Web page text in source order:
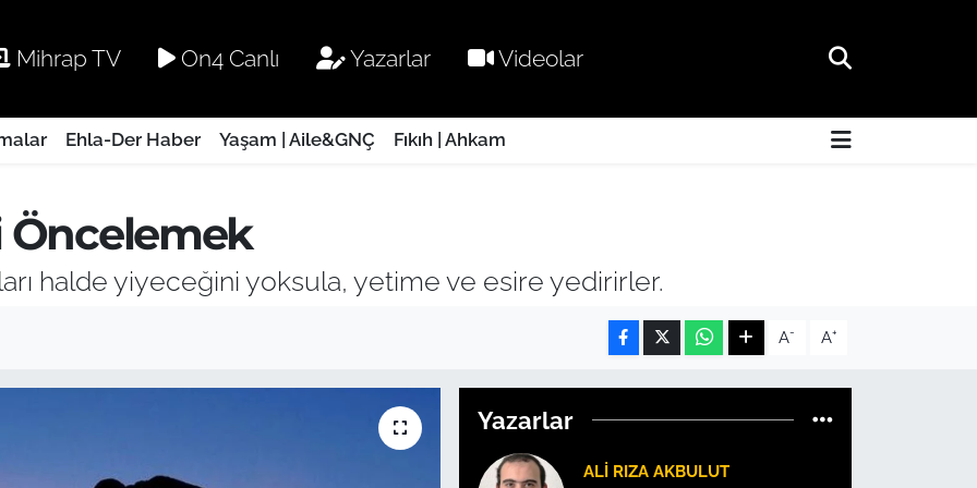
Mihrap TV On4 Canlı Yazarlar Videolar
Ehla-Der Haber Yaşam | Aile&GNÇ Fıkıh | Ahkam
Öncelemek
halde yiyeceğini yoksula, yetime ve esire yedirirler.
A- A+
Yazarlar
ALI RIZA AKBULUT